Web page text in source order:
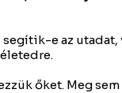
e az
őket. Meg